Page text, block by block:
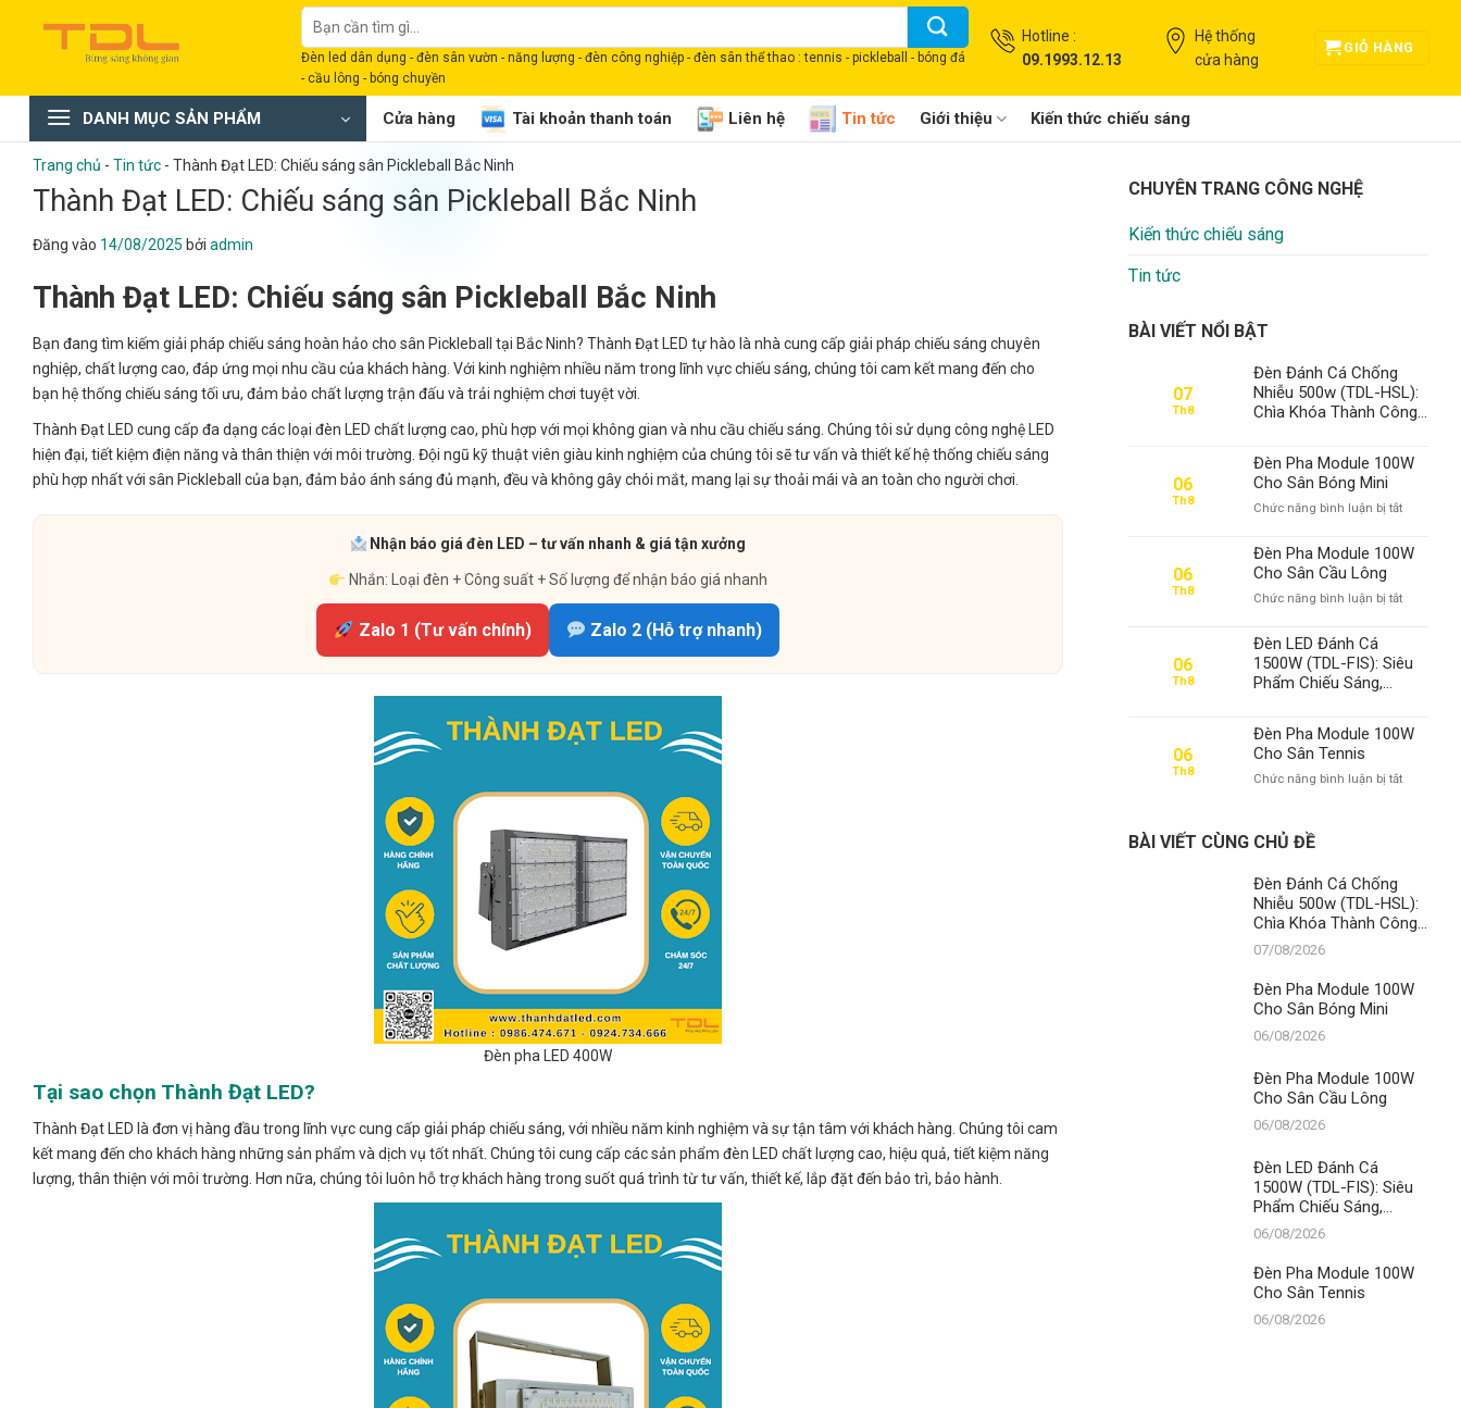
dung
Tìm
kiếm:
Đèn led dân dụng - đèn sân vườn - năng lượng - đèn công nghiệp - đèn sân thể thao : tennis - pickleball - bóng đá
- cầu lông - bóng chuyền
Hotline :
09.1993.12.13
Hệ thống
cửa hàng
GIỎ HÀNG
DANH MỤC SẢN PHẨM Cửa hàng Tài khoản thanh toán Liên hệ Tin tức Giới thiệu Kiến thức chiếu sáng
Trang chủ - Tin tức - Thành Đạt LED: Chiếu sáng sân Pickleball Bắc Ninh
Thành Đạt LED: Chiếu sáng sân Pickleball Bắc Ninh
Đăng vào 14/08/2025 bởi admin
Thành Đạt LED: Chiếu sáng sân Pickleball Bắc Ninh
Bạn đang tìm kiếm giải pháp chiếu sáng hoàn hảo cho sân Pickleball tại Bắc Ninh? Thành Đạt LED tự hào là nhà cung cấp giải pháp chiếu sáng chuyên
nghiệp, chất lượng cao, đáp ứng mọi nhu cầu của khách hàng. Với kinh nghiệm nhiều năm trong lĩnh vực chiếu sáng, chúng tôi cam kết mang đến cho
bạn hệ thống chiếu sáng tối ưu, đảm bảo chất lượng trận đấu và trải nghiệm chơi tuyệt vời.
Thành Đạt LED cung cấp đa dạng các loại đèn LED chất lượng cao, phù hợp với mọi không gian và nhu cầu chiếu sáng. Chúng tôi sử dụng công nghệ LED
hiện đại, tiết kiệm điện năng và thân thiện với môi trường. Đội ngũ kỹ thuật viên giàu kinh nghiệm của chúng tôi sẽ tư vấn và thiết kế hệ thống chiếu sáng
phù hợp nhất với sân Pickleball của bạn, đảm bảo ánh sáng đủ mạnh, đều và không gây chói mắt, mang lại sự thoải mái và an toàn cho người chơi.
Nhận báo giá đèn LED – tư vấn nhanh & giá tận xưởng
Nhắn: Loại đèn + Công suất + Số lượng để nhận báo giá nhanh
Zalo 1 (Tư vấn chính) Zalo 2 (Hỗ trợ nhanh)
Đèn pha LED 400W
Tại sao chọn Thành Đạt LED?
Thành Đạt LED là đơn vị hàng đầu trong lĩnh vực cung cấp giải pháp chiếu sáng, với nhiều năm kinh nghiệm và sự tận tâm với khách hàng. Chúng tôi cam
kết mang đến cho khách hàng những sản phẩm và dịch vụ tốt nhất. Chúng tôi cung cấp các sản phẩm đèn LED chất lượng cao, hiệu quả, tiết kiệm năng
lượng, thân thiện với môi trường. Hơn nữa, chúng tôi luôn hỗ trợ khách hàng trong suốt quá trình từ tư vấn, thiết kế, lắp đặt đến bảo trì, bảo hành.
CHUYÊN TRANG CÔNG NGHỆ
Kiến thức chiếu sáng
Tin tức
BÀI VIẾT NỔI BẬT
07
Th8
Đèn Đánh Cá Chống
Nhiễu 500w (TDL-HSL):
Chìa Khóa Thành Công
Thanh Đạt LED
06
Th8
Đèn Pha Module 100W
Cho Sân Bóng Mini
Chức năng bình luận bị tắtở
Pha
Module
Cho
Mini
06
Th8
Đèn Pha Module 100W
Cho Sân Cầu Lông
Chức năng bình luận bị tắtở
100W
Cầu
06
Th8
Đèn LED Đánh Cá
1500W (TDL-FIS): Siêu
Phẩm Chiếu Sáng,
06
Th8
Đèn Pha Module 100W
Cho Sân Tennis
Chức năng bình luận bị tắtở
Tennis
BÀI VIẾT CÙNG CHỦ ĐỀ
Đèn Đánh Cá Chống
Nhiễu 500w (TDL-HSL):
Chìa Khóa Thành Công
Dưới Lòng Đại Dương –
Đẳng Cấp Số 1 Từ
Thanh Đạt LED
07/08/2026
Đèn Pha Module 100W
Cho Sân Bóng Mini
06/08/2026
Đèn Pha Module 100W
Cho Sân Cầu Lông
06/08/2026
Đèn LED Đánh Cá
1500W (TDL-FIS): Siêu
Phẩm Chiếu Sáng,
Khẳng Định Vị Thế Số 1
Thanh Đạt LED
06/08/2026
Đèn Pha Module 100W
Cho Sân Tennis
06/08/2026